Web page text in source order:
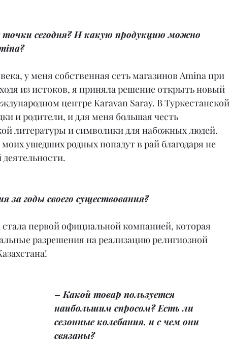
точки сегодня? И какую продукцию можно
у меня собственная сеть магазинов Amina при
из истоков, я приняла решение открыть новый
центре Karavan Saray. В Туркестанской
и родители, и для меня большая честь
литературы и символики для набожных людей.
ушедших родных попадут в рай благодаря не
годы своего существования?
первой официальной компанией, которая
разрешения на реализацию религиозной
– Какой товар пользуется
наибольшим спросом? Есть ли
сезонные колебания, и с чем они
связаны?